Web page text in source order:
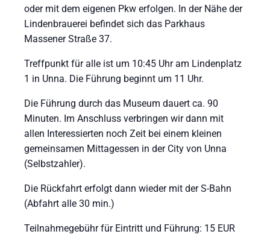
oder mit dem eigenen Pkw erfolgen. In der Nähe der
Lindenbrauerei befindet sich das Parkhaus
Massener Straße 37.
Treffpunkt für alle ist um 10:45 Uhr am Lindenplatz
1 in Unna. Die Führung beginnt um 11 Uhr.
Die Führung durch das Museum dauert ca. 90
Minuten. Im Anschluss verbringen wir dann mit
allen Interessierten noch Zeit bei einem kleinen
gemeinsamen Mittagessen in der City von Unna
(Selbstzahler).
Die Rückfahrt erfolgt dann wieder mit der S-Bahn
(Abfahrt alle 30 min.)
Teilnahmegebühr für Eintritt und Führung: 15 EUR